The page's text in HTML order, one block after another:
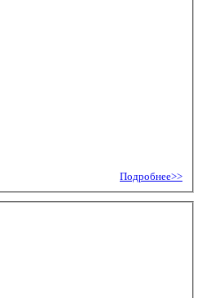
Подробнее>>